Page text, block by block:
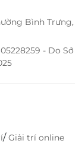
Dịch Vụ Cao
đại và tiện
Bình Trưng,
- Do Sở
/Giải trí online